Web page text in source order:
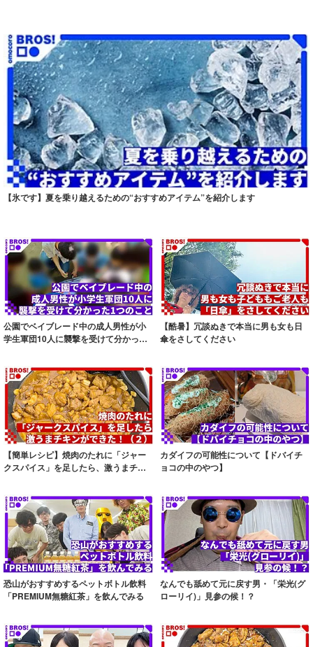
【氷です】夏を乗り越えるための“おすすめアイテム”を紹介します
公園でベイブレード中の成人男性が小
学生軍団10人に襲撃を受けて分かった1
【酷暑】冗談ぬきで本当に男も女も日
傘をさしてください
【簡単レシピ】焼肉のたれに「ジャー
クスパイス」を足したら、激うまチキ
カダイフの可能性について【ドバイチ
ョコの中のやつ】
恐山がおすすめするペットボトル飲料
「PREMIUM無糖紅茶」を飲んでみる
なんでも舐めて元に戻す男・「栄光(グ
ローリイ)」見参の候！？